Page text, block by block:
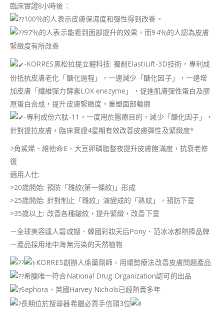
臨床實證8小時後：
100％的人表示皮膚保濕度和彈性得到改善。
97％的人表示能看到面部提升的效果，而94％的人認為皮膚
緊緻度有所改善
-KORRES黑松拉提立體科技: 獨創ElastiLift-3D技術，專利成
份抵抗皮膚老化「醣化過程」，一邊減少「醣化因子」，一邊增
加皮膚「纖維彈力酵素LOX enezyme」，促進肌膚彈性蛋白及膠
原蛋白合成，提升皮膚緊緻度，重塑面部輪廓
-專利成份六肽-11，一度用於醫療目的，減少「醣化因子」，
針對提拉皮膚，臨床實證4星期有效改善皮膚彈性及緊緻度*
>角鯊烯、維他命E、大豆卵磷脂整夜提升皮膚飽滿度，抗衰老修
復
適用人仕:
>20歲開始: 預防「雛紋(第一條紋)」形成
>25歲開始: 針對制止「雛紋」演變成的「熟紋」，預防下垂
>35歲以上: 改善各種皺紋，提升緊緻，改善下垂
－全球美容達人碧咸嫂、韓國彩妝天后Pony、范冰冰都熱捧品牌
－產品採用地中海無污染的天然植物
KORRES創辦人係藥劑師，用順勢療法改善皮膚問題產品
希臘唯一符合National Drug Organization認可的出品
Sephora、英國Harvey Nichols已經熱賣多年
長期位於搜尋器希臘必買手信頭3位